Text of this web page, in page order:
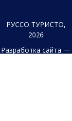
РУССО ТУРИСТО,
2026
Разработка сайта —